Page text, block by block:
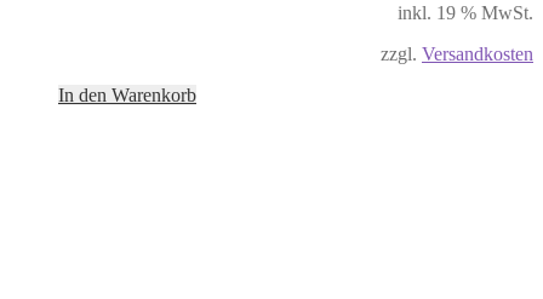
inkl. 19 % MwSt.
zzgl. Versandkosten
In den Warenkorb